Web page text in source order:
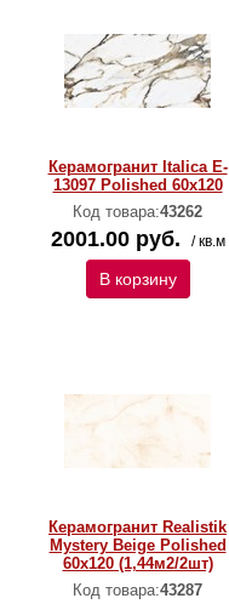
Керамогранит Italica E-
13097 Polished 60х120
Код товара:43262
2001.00 руб. / кв.м
В корзину
Керамогранит Realistik
Mystery Beige Polished
60х120 (1,44м2/2шт)
Код товара:43287